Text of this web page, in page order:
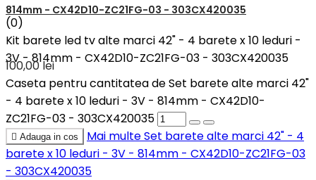
814mm - CX42D10-ZC21FG-03 - 303CX420035
(0)
Kit barete led tv alte marci 42" - 4 barete x 10 leduri -
3V - 814mm - CX42D10-ZC21FG-03 - 303CX420035
100,00 lei
Caseta pentru cantitatea de Set barete alte marci 42"
- 4 barete x 10 leduri - 3V - 814mm - CX42D10-
ZC21FG-03 - 303CX420035
 Adauga in cos Mai multeSet barete alte marci 42" - 4
barete x 10 leduri - 3V - 814mm - CX42D10-ZC21FG-03
- 303CX420035